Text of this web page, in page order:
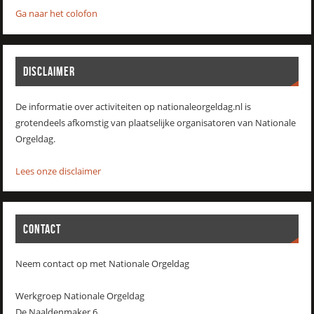
Ga naar het colofon
DISCLAIMER
De informatie over activiteiten op nationaleorgeldag.nl is
grotendeels afkomstig van plaatselijke organisatoren van Nationale
Orgeldag.
Lees onze disclaimer
CONTACT
Neem contact op met Nationale Orgeldag
Werkgroep Nationale Orgeldag